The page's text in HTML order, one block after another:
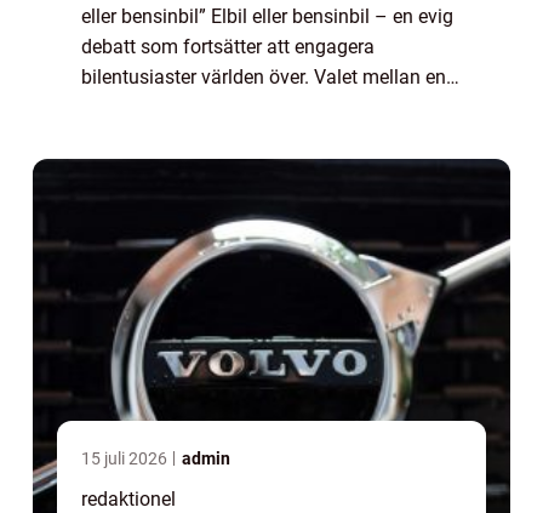
eller bensinbil” Elbil eller bensinbil – en evig
debatt som fortsätter att engagera
bilentusiaster världen över. Valet mellan en
15 juli 2026 admin
redaktionel